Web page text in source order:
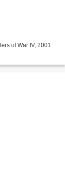
of War IV, 2001